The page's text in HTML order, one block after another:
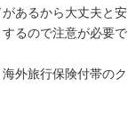
あるから大丈夫と安
るので注意が必要で
外旅行保険付帯のク